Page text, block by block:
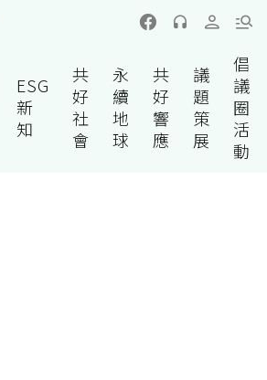
ESG
新
知
共
好
社
會
永
續
地
球
共
好
響
應
議
題
策
展
倡
議
圈
活
動